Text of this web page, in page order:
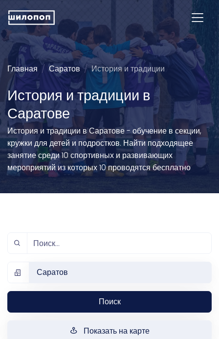
Главная Саратов История и традиции
История и традиции в
Саратове
История и традиции в Саратове - обучение в секции,
кружки для детей и подростков. Найти подходящее
занятие среди 10 спортивных и развивающих
мероприятий из которых 10 проводятся бесплатно
Саратов
Поиск
Показать на карте